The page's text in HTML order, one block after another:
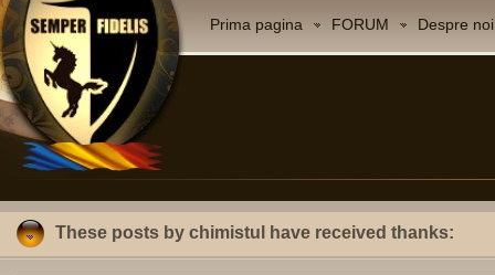
Prima pagina FORUM Despre noi
These posts by chimistul have received thanks: